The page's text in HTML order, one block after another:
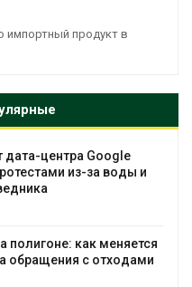
импортный продукт в
дата-центра Google
из-за воды и
полигоне: как меняется
обращения с отходами